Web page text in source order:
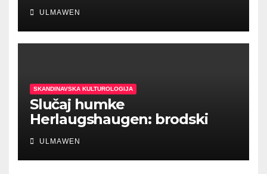
ULMAWEN
SKANDINAVSKA KULTUROLOGIJA
Slučaj humke
Herlaugshaugen: brodski
dobu?
ULMAWEN